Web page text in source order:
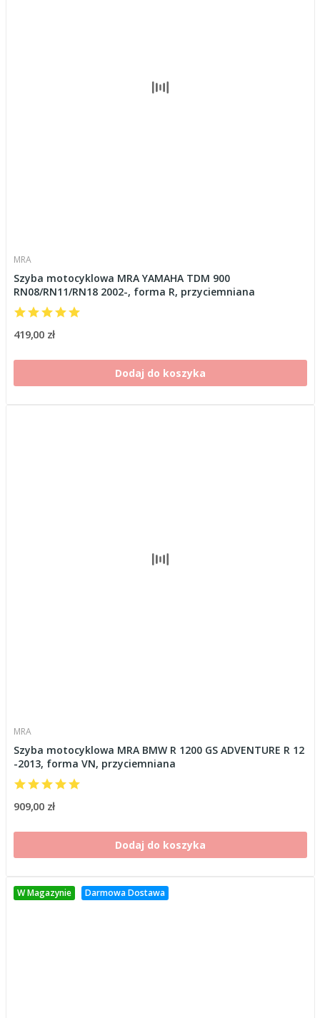
MRA
Szyba motocyklowa MRA YAMAHA TDM 900
RN08/RN11/RN18 2002-, forma R, przyciemniana
419,00 zł
Dodaj do koszyka
MRA
Szyba motocyklowa MRA BMW R 1200 GS ADVENTURE R 12
-2013, forma VN, przyciemniana
909,00 zł
Dodaj do koszyka
W Magazynie Darmowa Dostawa